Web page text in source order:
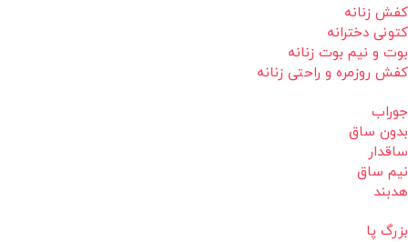
کفش زنانه
کتونی دخترانه
بوت و نیم بوت زنانه
کفش روزمره و راحتی زنانه
جوراب
بدون ساق
ساقدار
نیم ساق
هدبند
بزرگ پا